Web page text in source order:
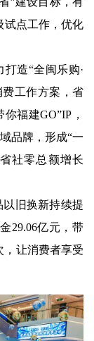
试点工作，优化
造“全闽乐购·
工作方案，省
福建GO”IP，
品牌，形成“一
社零总额增长
旧换新持续提
29.06亿元，带
，让消费者享受